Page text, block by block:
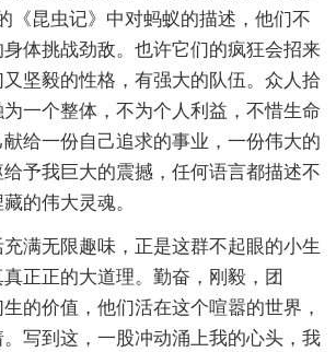
《昆虫记》中对蚂蚁的描述，他们不
体挑战劲敌。也许它们的疯狂会招来
坚毅的性格，有强大的队伍。众人拾
一个整体，不为个人利益，不惜生命
给一份自己追求的事业，一份伟大的
予我巨大的震撼，任何语言都描述不
的伟大灵魂。
满无限趣味，正是这群不起眼的小生
正正的大道理。勤奋，刚毅，团
的价值，他们活在这个喧嚣的世界，
写到这，一股冲动涌上我的心头，我